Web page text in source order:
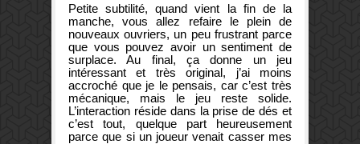
Petite subtilité, quand vient la fin de la
manche, vous allez refaire le plein de
nouveaux ouvriers, un peu frustrant parce
que vous pouvez avoir un sentiment de
surplace. Au final, ça donne un jeu
intéressant et très original, j’ai moins
accroché que je le pensais, car c’est très
mécanique, mais le jeu reste solide.
L’interaction réside dans la prise de dés et
c’est tout, quelque part heureusement
parce que si un joueur venait casser mes